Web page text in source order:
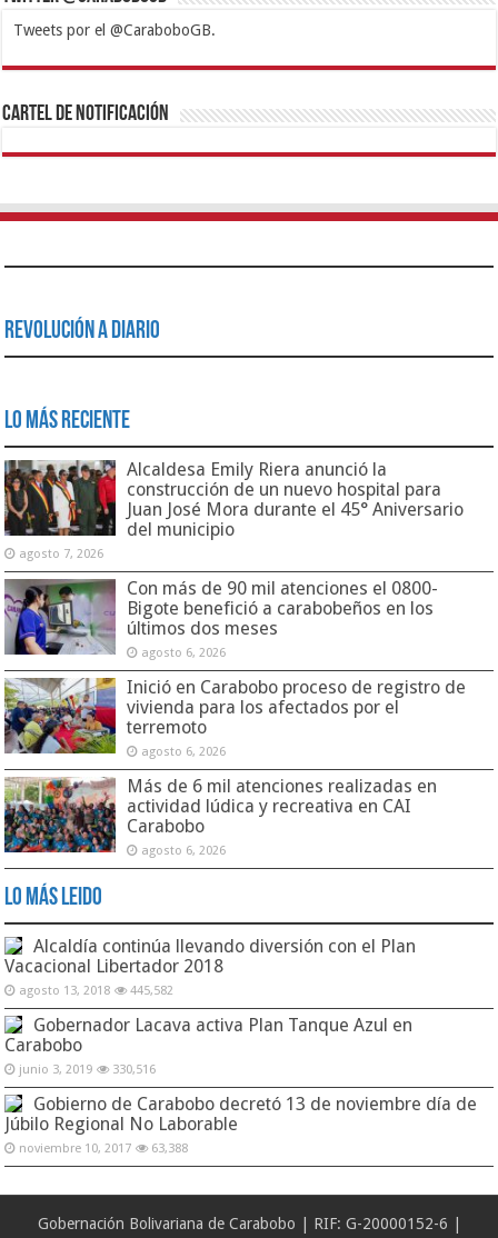
Tweets por el @CaraboboGB.
1xbetBetturkeyBetistKralbetSupertotobetTipobetMatadorbetMariobet
https://mvbcasino.com/
Cartel de Notificación
Revolución a Diario
Lo Más Reciente
Alcaldesa Emily Riera anunció la
construcción de un nuevo hospital para
Juan José Mora durante el 45° Aniversario
del municipio
agosto 7, 2026
Con más de 90 mil atenciones el 0800-
Bigote benefició a carabobeños en los
últimos dos meses
agosto 6, 2026
Inició en Carabobo proceso de registro de
vivienda para los afectados por el
terremoto
agosto 6, 2026
Más de 6 mil atenciones realizadas en
actividad lúdica y recreativa en CAI
Carabobo
agosto 6, 2026
Lo Más Leido
Alcaldía continúa llevando diversión con el Plan
Vacacional Libertador 2018
agosto 13, 2018 445,582
Gobernador Lacava activa Plan Tanque Azul en
Carabobo
junio 3, 2019 330,516
Gobierno de Carabobo decretó 13 de noviembre día de
Júbilo Regional No Laborable
noviembre 10, 2017 63,388
Gobernación Bolivariana de Carabobo | RIF: G-20000152-6 |